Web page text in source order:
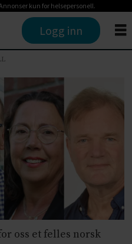
kun for helsepersonell.
Logg inn
oss et felles norsk